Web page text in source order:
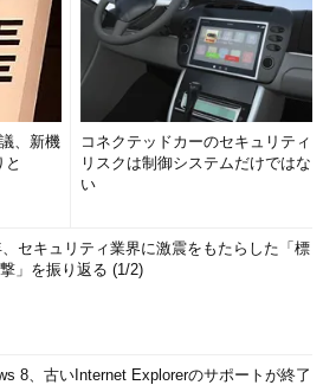
、別のバーチャル・サーキットを利用さ
ッションが生成されるので、これを実現
リッキーな方法なので、SMBプロトコル
まり有用ではないが）。具体的には、
利用するサーバ名を、すべて異なる文
ればよい。
ました。
advantage.local /user:user02
しました。
、新機
コネクテッドカーのセキュリティ
リスクは制御システムだけではな
い
セキュリティ業界に激震をもたらした「標
」を振り返る (1/2)
8、古いInternet Explorerのサポートが終了